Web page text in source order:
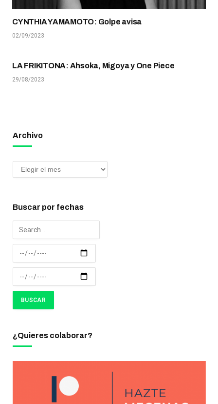
CYNTHIA YAMAMOTO: Golpe avisa
02/09/2023
LA FRIKITONA: Ahsoka, Migoya y One Piece
29/08/2023
Archivo
Buscar por fechas
¿Quieres colaborar?